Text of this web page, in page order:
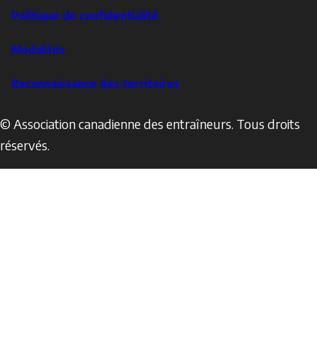
Footer
Corporate
Politique de confidentialité
Modalités
Reconnaissance des territoires
© Association canadienne des entraîneurs. Tous droits
réservés.